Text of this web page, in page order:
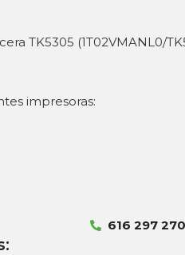
TK5305 (1T02VMANL0/
impresoras:
616 297 270